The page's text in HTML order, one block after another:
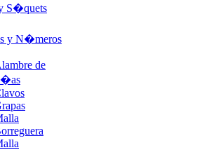
S�quets
y N�meros
de